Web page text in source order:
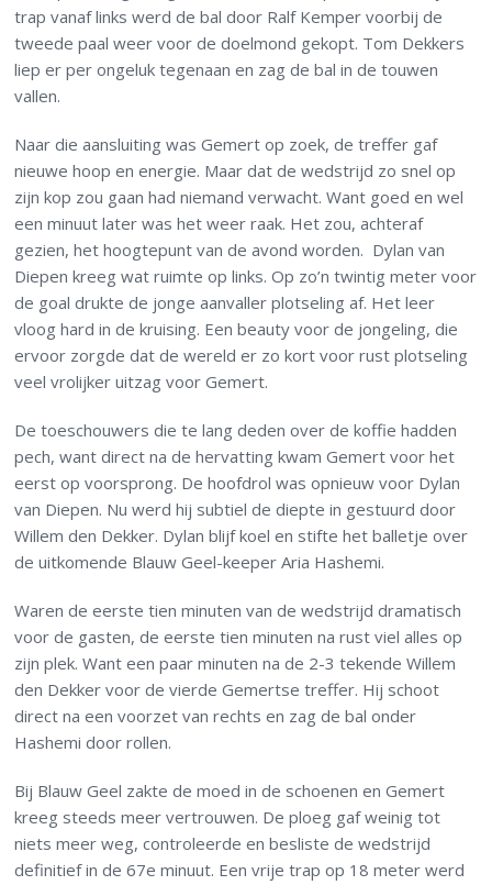
trap vanaf links werd de bal door Ralf Kemper voorbij de
tweede paal weer voor de doelmond gekopt. Tom Dekkers
liep er per ongeluk tegenaan en zag de bal in de touwen
vallen.
Naar die aansluiting was Gemert op zoek, de treffer gaf
nieuwe hoop en energie. Maar dat de wedstrijd zo snel op
zijn kop zou gaan had niemand verwacht. Want goed en wel
een minuut later was het weer raak. Het zou, achteraf
gezien, het hoogtepunt van de avond worden. Dylan van
Diepen kreeg wat ruimte op links. Op zo’n twintig meter voor
de goal drukte de jonge aanvaller plotseling af. Het leer
vloog hard in de kruising. Een beauty voor de jongeling, die
ervoor zorgde dat de wereld er zo kort voor rust plotseling
veel vrolijker uitzag voor Gemert.
De toeschouwers die te lang deden over de koffie hadden
pech, want direct na de hervatting kwam Gemert voor het
eerst op voorsprong. De hoofdrol was opnieuw voor Dylan
van Diepen. Nu werd hij subtiel de diepte in gestuurd door
Willem den Dekker. Dylan blijf koel en stifte het balletje over
de uitkomende Blauw Geel-keeper Aria Hashemi.
Waren de eerste tien minuten van de wedstrijd dramatisch
voor de gasten, de eerste tien minuten na rust viel alles op
zijn plek. Want een paar minuten na de 2-3 tekende Willem
den Dekker voor de vierde Gemertse treffer. Hij schoot
direct na een voorzet van rechts en zag de bal onder
Hashemi door rollen.
Bij Blauw Geel zakte de moed in de schoenen en Gemert
kreeg steeds meer vertrouwen. De ploeg gaf weinig tot
niets meer weg, controleerde en besliste de wedstrijd
definitief in de 67e minuut. Een vrije trap op 18 meter werd